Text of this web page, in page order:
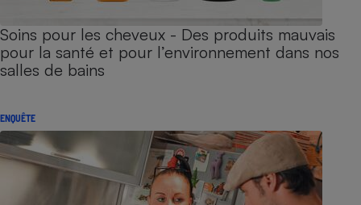
Soins pour les cheveux - Des produits mauvais
pour la santé et pour l’environnement dans nos
salles de bains
ENQUÊTE